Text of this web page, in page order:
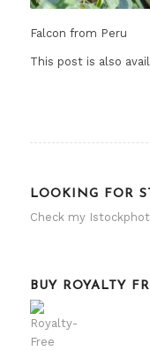
Falcon from Peru
This post is also
LOOKING FOR
Check my
BUY ROYALTY